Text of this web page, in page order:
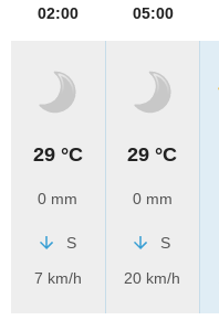
02:00
29 °C
0 mm
S
7 km/h
05:00
29 °C
0 mm
S
20 km/h